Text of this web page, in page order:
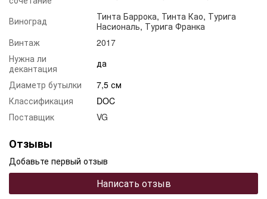
Виноград Тинта Баррока, Тинта Као, Турига
Насиональ, Турига Франка
Винтаж
2017
Нужна ли
декантация
да
Диаметр бутылки
7,5 см
Классификация
DOC
Поставщик
VG
Отзывы
Добавьте первый отзыв
Написать отзыв